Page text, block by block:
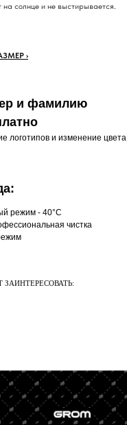
солнце и не выстирывается.
›
и фамилию
логотипов и изменение цвета
режим - 40°C
чистка
ЗАИНТЕРЕСОВАТЬ: